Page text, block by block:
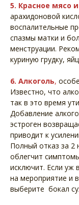
5. Красное мясо
арахидоновой
воспалительные
спазмы матки и
менструации.
куриную грудку,
6. Алкоголь,
Известно, что
так в это время
Добавление
эстроген
приводит к
Полный отказ за 2
облегчит
исключит. Если уж
на мероприятие и
выберите бокал